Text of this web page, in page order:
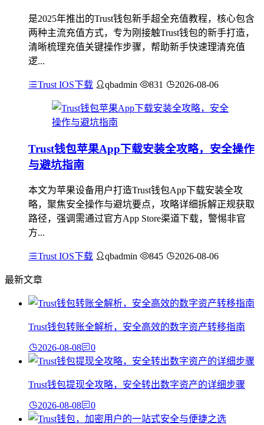
是2025年推出的Trust钱包新手超全充值教程，核心包含
两种主流充值方式，专为刚接触Trust钱包的新手打造，
清晰梳理充值关键操作步骤，帮助新手快速理清充值
逻...
Trust IOS下载 qbadmin 831 2026-08-06
Trust钱包苹果App下载安装全攻略，安全操作
与避坑指南
本文为苹果设备用户打造Trust钱包App下载安装全攻
略，聚焦安全操作与避坑要点，攻略详细拆解正规获取
路径，强调需通过官方App Store渠道下载，警惕非官
方...
Trust IOS下载 qbadmin 845 2026-08-06
最新文章
Trust钱包转账全解析，安全高效的数字资产转移指南
2026-08-08 0
Trust钱包提现全攻略，安全转出数字资产的详细步骤
2026-08-08 0